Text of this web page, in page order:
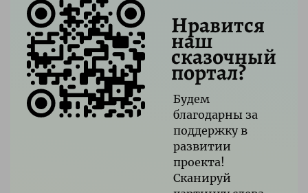
Нравится
наш
сказочный
портал?
Будем
благодарны за
поддержку в
развитии
проекта!
Сканируй